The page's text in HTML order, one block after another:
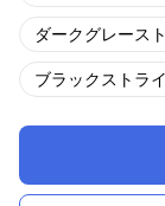
ダークグレース
ブラックストラ